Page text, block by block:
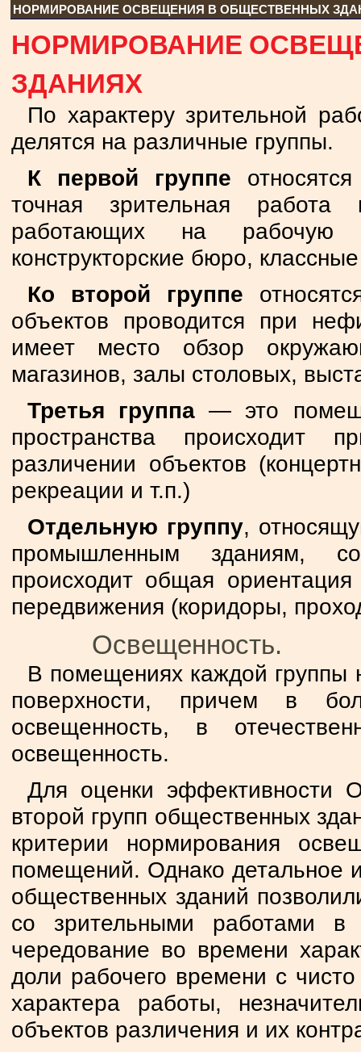
НОРМИРОВАНИЕ ОСВЕЩЕНИЯ В ОБЩЕСТВЕННЫХ
НОРМИРОВАНИЕ
ЗДАНИЯХ
По характеру зрительной
делятся на различные группы.
К первой группе
точная зрительная
работающих на рабочую
конструкторские бюро,
Ко второй группе
объектов проводится при
имеет место обзор
магазинов, залы столовых,
Третья группа — это
пространства происходит
различении объектов
рекреации и т.п.)
Отдельную группу,
промышленным зданиям,
происходит общая
передвижения (коридоры,
Освещенность.
В помещениях каждой группы
поверхности, причем в
освещенность, в
освещенность.
Для оценки эффективности
второй групп общественных
критерии нормирования
помещений. Однако детальное
общественных зданий
со зрительными работами
чередование во времени
доли рабочего времени с
характера работы,
объектов различения и их